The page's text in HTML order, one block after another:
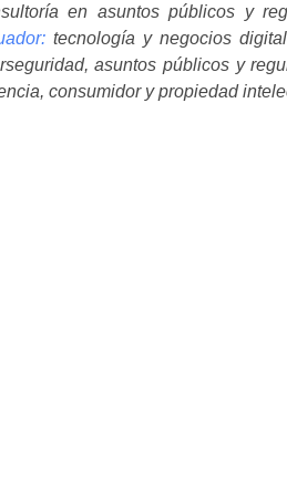
en asuntos públicos y
tecnología y negocios
asuntos públicos y
consumidor y propiedad